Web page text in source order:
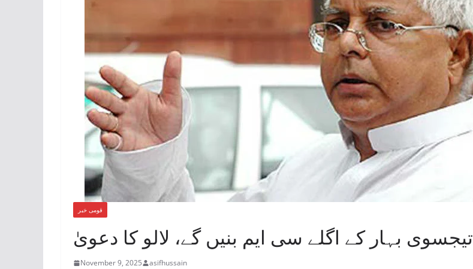
قومی خبر
تیجسوی بہار کے اگلے سی ایم بنیں گے، لالو کا دعویٰ
November 9, 2025 asifhussain